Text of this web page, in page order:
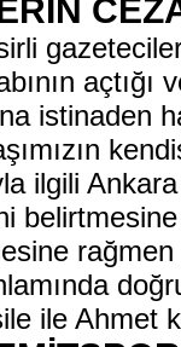
istinaden
ilgili
rağmen
ile Ahmet